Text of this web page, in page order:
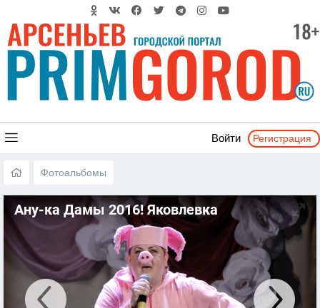
Войти Регистрация
Фотоальбомы
Ану-ка Дамы 2016! Яковлевка